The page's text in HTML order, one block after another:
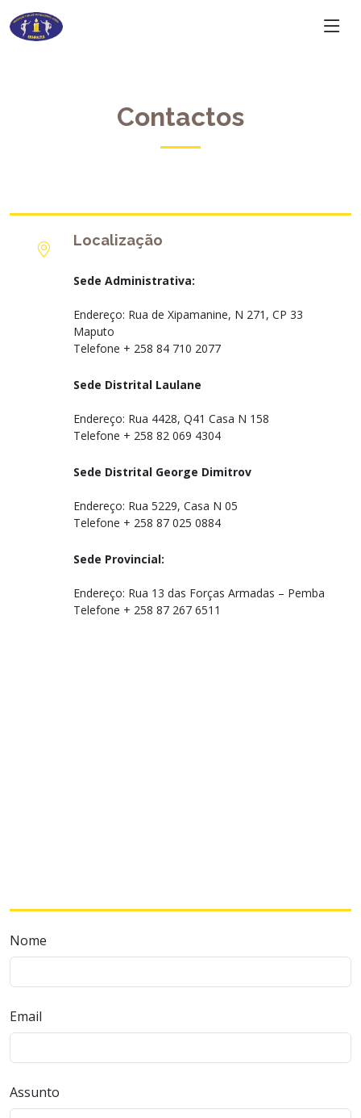
Contactos
Localização
Sede Administrativa:
Endereço: Rua de Xipamanine, N 271, CP 33
Maputo
Telefone + 258 84 710 2077
Sede Distrital Laulane
Endereço: Rua 4428, Q41 Casa N 158
Telefone + 258 82 069 4304
Sede Distrital George Dimitrov
Endereço: Rua 5229, Casa N 05
Telefone + 258 87 025 0884
Sede Provincial:
Endereço: Rua 13 das Forças Armadas – Pemba
Telefone + 258 87 267 6511
Nome
Email
Assunto